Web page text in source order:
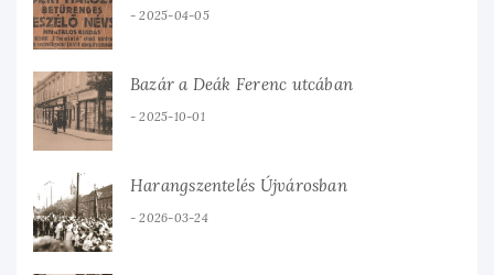
2025-04-05
Bazár a Deák Ferenc utcában
2025-10-01
Harangszentelés Újvárosban
2026-03-24